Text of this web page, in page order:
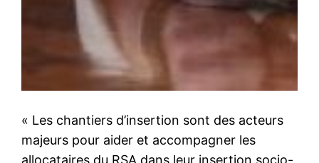
« Les chantiers d’insertion sont des acteurs
majeurs pour aider et accompagner les